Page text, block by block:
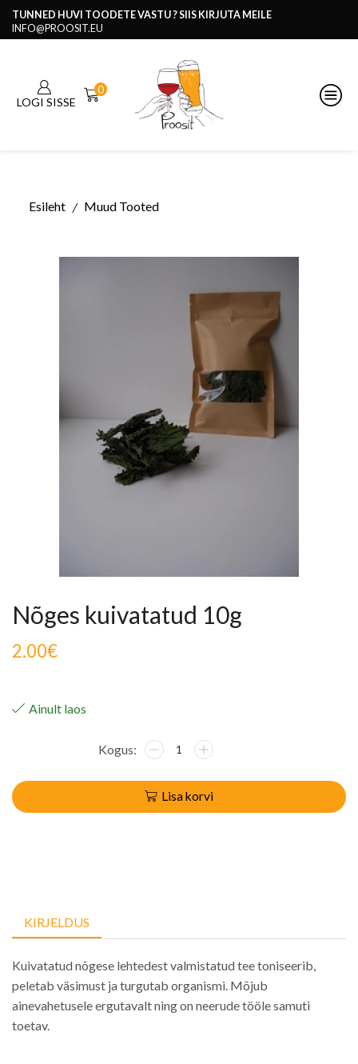
TUNNED HUVI TOODETE VASTU ? SIIS KIRJUTA MEILE
INFO@PROOSIT.EU
LOGI SISSE
0
Esileht / Muud Tooted
Nõges kuivatatud 10g
2.00€
Ainult laos
Lisa korvi
KIRJELDUS
Kuivatatud nõgese lehtedest valmistatud tee toniseerib,
peletab väsimust ja turgutab organismi. Mõjub
ainevahetusele ergutavalt ning on neerude tööle samuti
toetav.